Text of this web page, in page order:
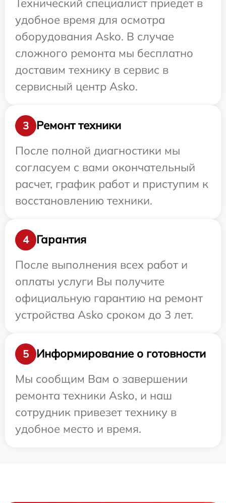
Технический специалист приедет в
удобное время для осмотра
оборудования Asko. В случае
сложного ремонта мы бесплатно
доставим технику в сервис в
сервисный центр Asko.
3
Ремонт техники
После полной диагностики мы
согласуем с вами окончательный
расчет, график работ и приступим к
восстановлению техники.
4
Гарантия
После выполнения всех работ и
оплаты услуги Вы получите
официальную гарантию на ремонт
устройства Asko сроком до 3 лет.
5
Информирование о готовности
Мы сообщим Вам о завершении
ремонта техники Asko, и наш
сотрудник привезет технику в
удобное место и время.